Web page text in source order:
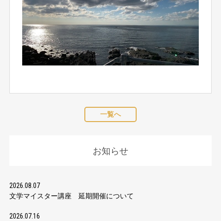
一覧へ
お知らせ
2026.08.07
文学マイスター講座 延期開催について
2026.07.16